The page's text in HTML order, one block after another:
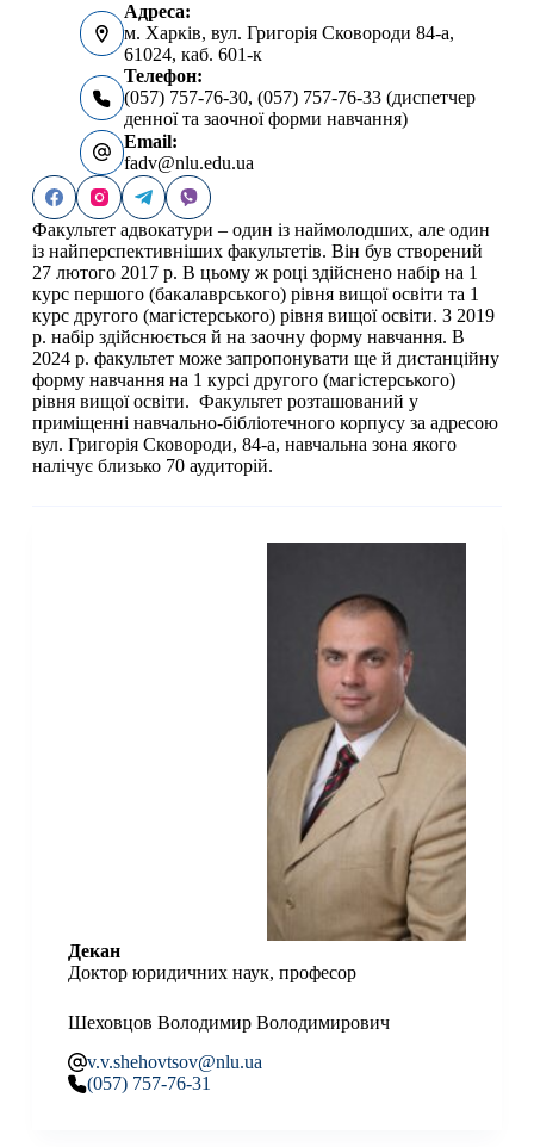
Адреса:
м. Харків, вул. Григорія Сковороди 84-а,
61024, каб. 601-к
Телефон:
(057) 757-76-30, (057) 757-76-33 (диспетчер
денної та заочної форми навчання)
Email:
fadv@nlu.edu.ua
Факультет адвокатури – один із наймолодших, але один
із найперспективніших факультетів. Він був створений
27 лютого 2017 р. В цьому ж році здійснено набір на 1
курс першого (бакалаврського) рівня вищої освіти та 1
курс другого (магістерського) рівня вищої освіти. З 2019
р. набір здійснюється й на заочну форму навчання. В
2024 р. факультет може запропонувати ще й дистанційну
форму навчання на 1 курсі другого (магістерського)
рівня вищої освіти. Факультет розташований у
приміщенні навчально-бібліотечного корпусу за адресою
вул. Григорія Сковороди, 84-а, навчальна зона якого
налічує близько 70 аудиторій.
Декан
Доктор юридичних наук, професор
Шеховцов Володимир Володимирович
v.v.shehovtsov@nlu.ua
(057) 757-76-31